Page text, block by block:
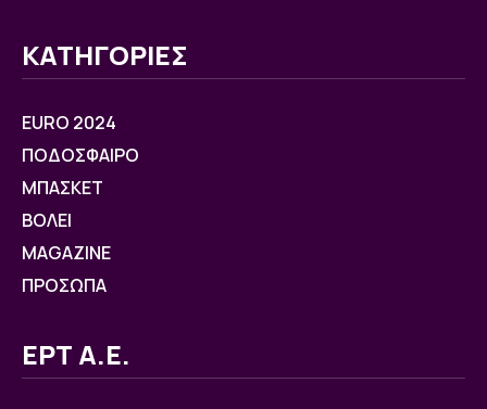
ΚΑΤΗΓΟΡΙΕΣ
EURO 2024
ΠΟΔΟΣΦΑΙΡΟ
ΜΠΑΣΚΕΤ
ΒOΛΕΙ
MAGAZINE
ΠΡΟΣΩΠΑ
ΕΡΤ Α.Ε.